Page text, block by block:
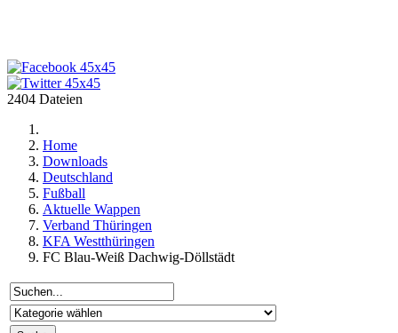
2404 Dateien
Home
Downloads
Deutschland
Fußball
Aktuelle Wappen
Verband Thüringen
KFA Westthüringen
FC Blau-Weiß Dachwig-Döllstädt